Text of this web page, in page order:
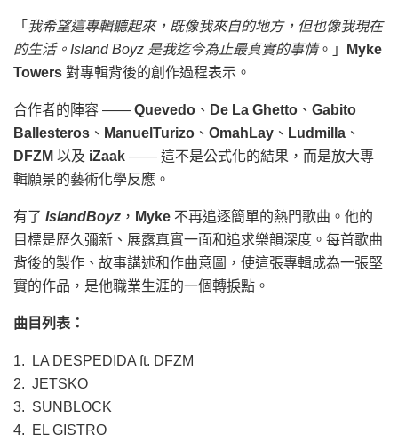
「 我希望這專輯聽起來，既像我來自的地方，但也像我現在
的生活。Island Boyz 是我迄今為止最真實的事情。」
Myke
Towers 對專輯背後的創作過程表示。
合作者的陣容 —— Quevedo 、 De La Ghetto 、 Gabito
Ballesteros 、 ManuelTurizo 、 OmahLay 、 Ludmilla 、
DFZM 以及 iZaak —— 這不是公式化的結果，而是放大專
輯願景的藝術化學反應。
有了 IslandBoyz ， Myke 不再追逐簡單的熱門歌曲。他的
目標是歷久彌新、展露真實一面和追求樂韻深度。每首歌曲
背後的製作、故事講述和作曲意圖，使這張專輯成為一張堅
實的作品，是他職業生涯的一個轉捩點。
曲目列表：
1. LA DESPEDIDA ft. DFZM
2. JETSKO
3. SUNBLOCK
4. EL GISTRO